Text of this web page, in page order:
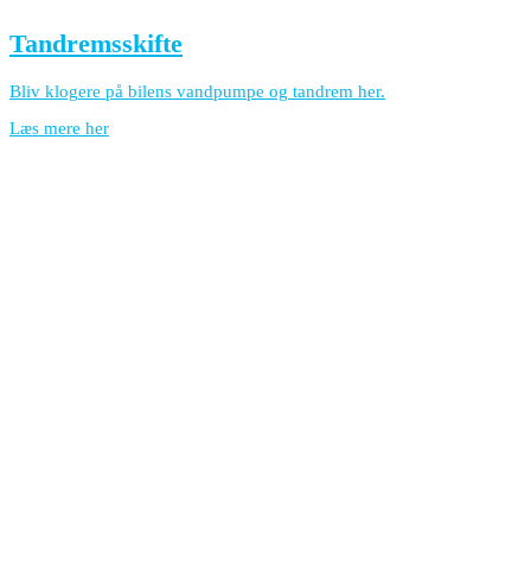
Tandremsskifte
Bliv klogere på bilens vandpumpe og tandrem her.
Læs mere her